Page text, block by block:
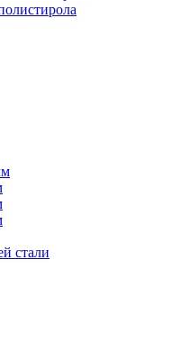
стали